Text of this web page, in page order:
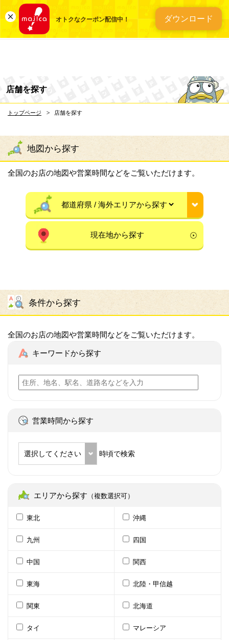
オトクなクーポン配信中！ ダウンロード
総合ディスカウント
店舗を探す
トップページ 店舗を探す
地図から探す
全国のお店の地図や営業時間などをご覧いただけます。
現在地から探す
条件から探す
全国のお店の地図や営業時間などをご覧いただけます。
キーワードから探す
営業時間から探す
選択してください 時頃で検索
エリアから探す （複数選択可）
東北 沖縄
九州 四国
中国 関西
東海 北陸・甲信越
関東 北海道
タイ マレーシア